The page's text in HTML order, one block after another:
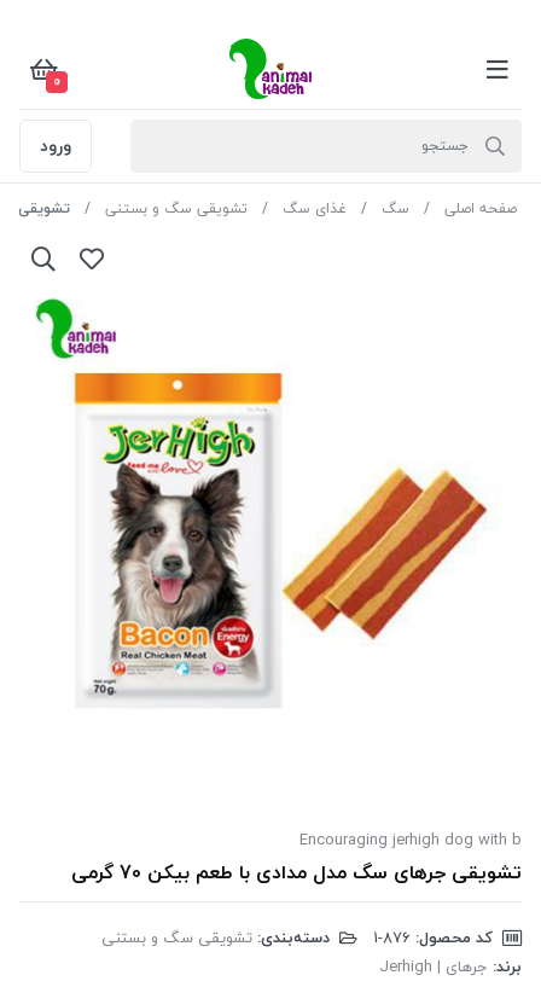
0
ورود
صفحه اصلی سگ غذای سگ تشویقی سگ و بستنی تشویقی
Encouraging jerhigh dog with b
تشویقی جرهای سگ مدل مدادی با طعم بیکن 70 گرمی
کد محصول: دسته‌بندی: تشویقی سگ و بستنی
برند: جرهای | Jerhigh